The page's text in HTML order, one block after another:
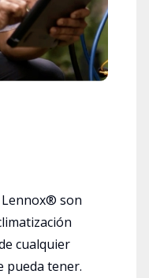
son
cualquier
pueda tener.